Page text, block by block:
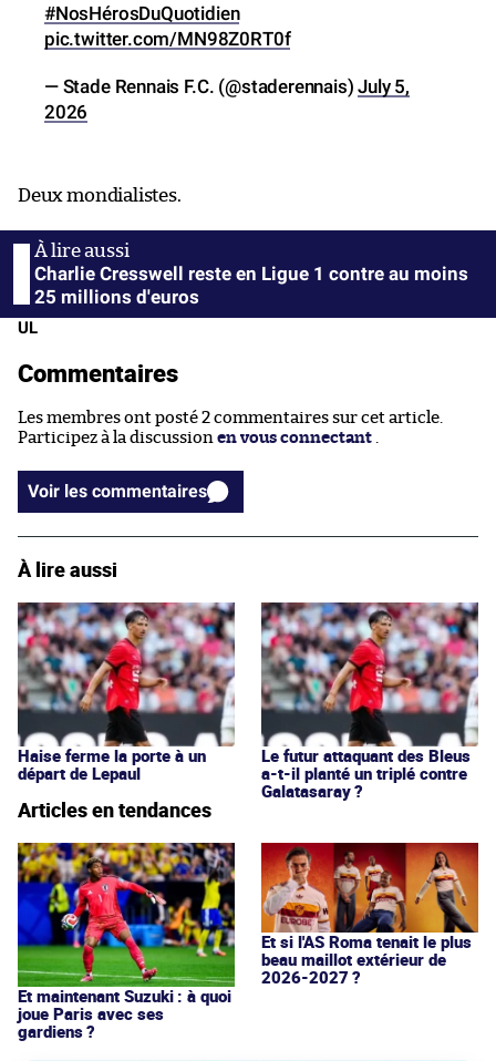
#NosHérosDuQuotidien
pic.twitter.com/MN98Z0RT0f
— Stade Rennais F.C. (@staderennais)July 5,
2026
Deux mondialistes.
Charlie Cresswell reste en Ligue 1 contre au moins
25 millions d'euros
UL
Commentaires
Les membres ont posté 2 commentaires sur cet article.
Participez à la discussion en vous connectant
Voir les commentaires
À lire aussi
Haise ferme la porte à un
départ de Lepaul
Le futur attaquant des Bleus
a-t-il planté un triplé contre
Galatasaray ?
Articles en tendances
Et maintenant Suzuki : à quoi
joue Paris avec ses
gardiens ?
Et si l'AS Roma tenait le plus
beau maillot extérieur de
2026-2027 ?